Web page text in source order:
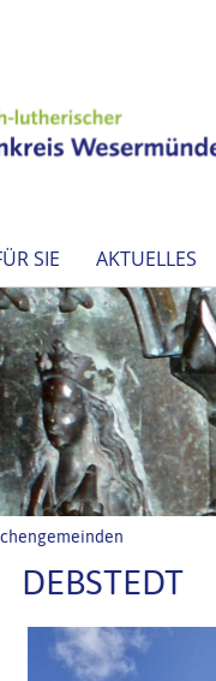
SIE AKTUELLES
DEBSTEDT